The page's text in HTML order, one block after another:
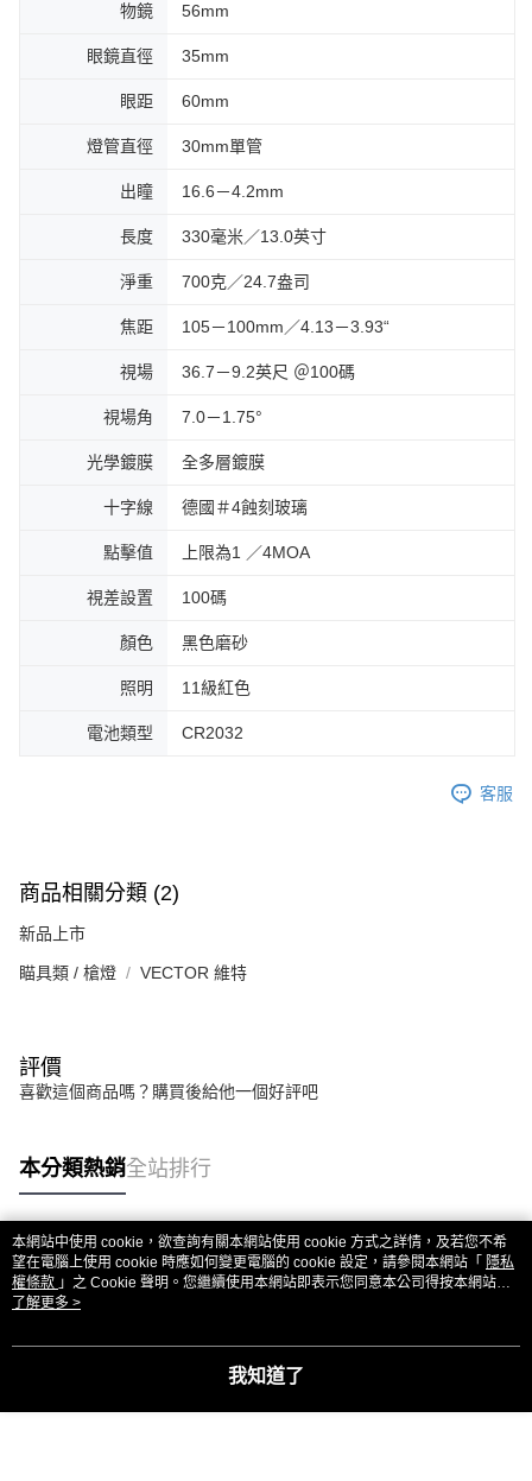
物鏡 56mm
眼鏡直徑 35mm
眼距 60mm
燈管直徑 30mm單管
出瞳 16.6－4.2mm
長度 330毫米／13.0英寸
淨重 700克／24.7盎司
焦距 105－100mm／4.13－3.93“
視場 36.7－9.2英尺 ＠100碼
視場角 7.0－1.75°
光學鍍膜 全多層鍍膜
十字線 德國＃4蝕刻玻璃
點擊值 上限為1 ／4MOA
視差設置 100碼
顏色 黑色磨砂
照明 11級紅色
電池類型 CR2032
客服
商品相關分類 (2)
新品上市
瞄具類 / 槍燈 VECTOR 維特
評價
喜歡這個商品嗎？購買後給他一個好評吧
本分類熱銷全站排行
熱門標籤
本網站中使用 cookie，欲查詢有關本網站使用 cookie 方式之詳情，及若您不希
望在電腦上使用 cookie 時應如何變更電腦的 cookie 設定，請參閱本網站「 隱私
權條款 」之 Cookie 聲明。您繼續使用本網站即表示您同意本公司得按本網站使
用條款之 Cookie 聲明使用 cookie。
了解更多 >
我知道了